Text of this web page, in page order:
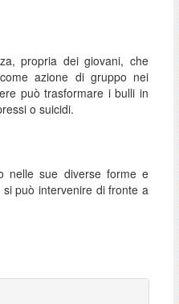
propria dei giovani, che
azione di gruppo nei
può trasformare i bulli in
o suicidi.
nelle sue diverse forme e
può intervenire di fronte a